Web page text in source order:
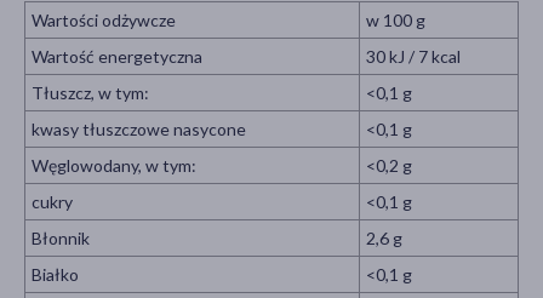
Wartości odżywcze
w 100 g
Wartość energetyczna
30 kJ / 7 kcal
Tłuszcz, w tym:
<0,1 g
kwasy tłuszczowe nasycone
<0,1 g
Węglowodany, w tym:
<0,2 g
cukry
<0,1 g
Błonnik
2,6 g
Białko
<0,1 g